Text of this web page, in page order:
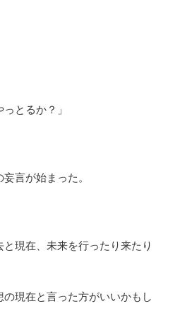
とるか？」
言が始まった。
現在、未来を行ったり来たり
の現在と言った方がいいかもし